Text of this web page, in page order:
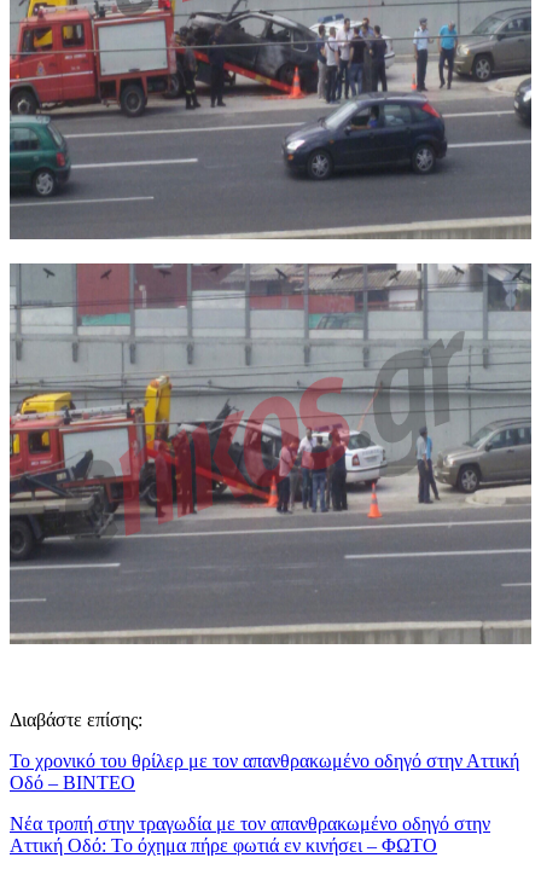
Διαβάστε επίσης:
Το χρονικό του θρίλερ με τον απανθρακωμένο οδηγό στην Αττική
Οδό – ΒΙΝΤΕΟ
Νέα τροπή στην τραγωδία με τον απανθρακωμένο οδηγό στην
Αττική Οδό: Tο όχημα πήρε φωτιά εν κινήσει – ΦΩΤΟ